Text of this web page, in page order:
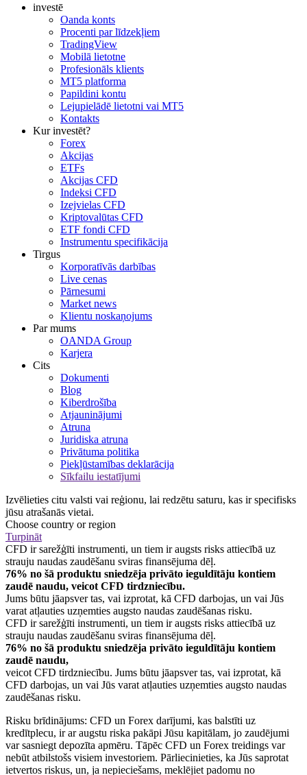
investē
Oanda konts
Procenti par līdzekļiem
TradingView
Mobilā lietotne
Profesionāls klients
MT5 platforma
Papildini kontu
Lejupielādē lietotni vai MT5
Kontakts
Kur investēt?
Forex
Akcijas
ETFs
Akcijas CFD
Indeksi CFD
Izejvielas CFD
Kriptovalūtas CFD
ETF fondi CFD
Instrumentu specifikācija
Tirgus
Korporatīvās darbības
Live cenas
Pārnesumi
Market news
Klientu noskaņojums
Par mums
OANDA Group
Karjera
Cits
Dokumenti
Blog
Kiberdrošība
Atjauninājumi
Atruna
Juridiska atruna
Privātuma politika
Piekļūstamības deklarācija
Sīkfailu iestatījumi
Izvēlieties citu valsti vai reģionu, lai redzētu saturu, kas ir specifisks
jūsu atrašanās vietai.
Choose country or region
Turpināt
CFD ir sarežģīti instrumenti, un tiem ir augsts risks attiecībā uz
strauju naudas zaudēšanu sviras finansējuma dēļ.
76% no šā produktu sniedzēja privāto ieguldītāju kontiem
zaudē naudu, veicot CFD tirdzniecību.
Jums būtu jāapsver tas, vai izprotat, kā CFD darbojas, un vai Jūs
varat atļauties uzņemties augsto naudas zaudēšanas risku.
CFD ir sarežģīti instrumenti, un tiem ir augsts risks attiecībā uz
strauju naudas zaudēšanu sviras finansējuma dēļ.
76% no šā produktu sniedzēja privāto ieguldītāju kontiem
zaudē naudu,
veicot CFD tirdzniecību. Jums būtu jāapsver tas, vai izprotat, kā
CFD darbojas, un vai Jūs varat atļauties uzņemties augsto naudas
zaudēšanas risku.
Risku brīdinājums: CFD un Forex darījumi, kas balstīti uz
kredītplecu, ir ar augstu riska pakāpi Jūsu kapitālam, jo zaudējumi
var sasniegt depozīta apmēru. Tāpēc CFD un Forex treidings var
nebūt atbilstošs visiem investoriem. Pārliecinieties, ka Jūs saprotat
ietvertos riskus, un, ja nepieciešams, meklējiet padomu no